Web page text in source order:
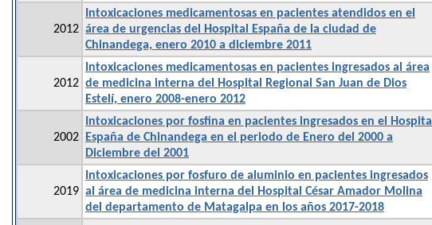
2012
Intoxicaciones medicamentosas en pacientes atendidos en el
área de urgencias del Hospital España de la ciudad de
Chinandega, enero 2010 a diciembre 2011
2012
Intoxicaciones medicamentosas en pacientes ingresados al área
de medicina interna del Hospital Regional San Juan de Dios
Estelí, enero 2008-enero 2012
2002
Intoxicaciones por fosfina en pacientes ingresados en el
España de Chinandega en el periodo de Enero del 2000 a
Diciembre del 2001
2019
Intoxicaciones por fosfuro de aluminio en pacientes ingresados
al área de medicina interna del Hospital César Amador Molina
del departamento de Matagalpa en los años 2017-2018